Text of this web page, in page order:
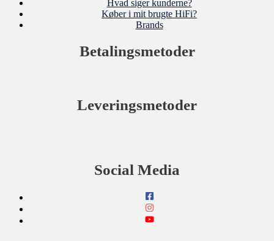
Hvad siger kunderne?
Køber i mit brugte HiFi?
Brands
Betalingsmetoder
Leveringsmetoder
Social Media